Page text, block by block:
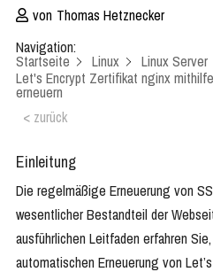
von Thomas Hetznecker
Navigation:
Startseite Linux
Linux Server
Let's Encrypt Zertifikat nginx
erneuern
< zurück
Einleitung
Die regelmäßige Erneuerung von
wesentlicher Bestandteil der
ausführlichen Leitfaden erfahren
automatischen Erneuerung von